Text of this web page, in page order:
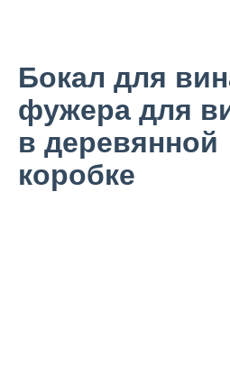
Бокал для
фужера для
в деревянной
коробке